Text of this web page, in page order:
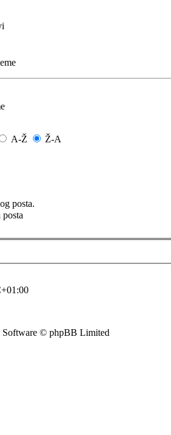
A-Ž
Ž-A
posta.
© phpBB Limited